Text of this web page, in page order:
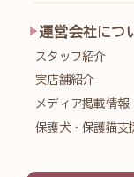
運営会社につ
スタッフ紹介
実店舗紹介
メディア掲載情報
保護犬・保護猫支